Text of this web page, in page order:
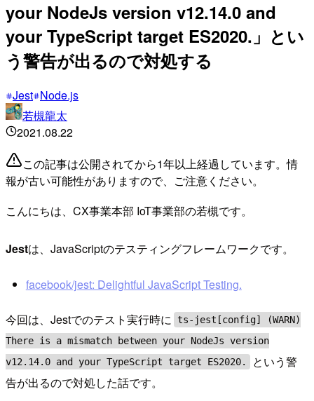
your NodeJs version v12.14.0 and
your TypeScript target ES2020.」とい
う警告が出るので対処する
Jest Node.js
若槻龍太
2021.08.22
この記事は公開されてから1年以上経過しています。情
報が古い可能性がありますので、ご注意ください。
こんにちは、CX事業本部 IoT事業部の若槻です。
Jestは、JavaScriptのテスティングフレームワークです。
facebook/jest: Delightful JavaScript Testing.
今回は、Jestでのテスト実行時に ts-jest[config] (WARN)
There is a mismatch between your NodeJs version
v12.14.0 and your TypeScript target ES2020.
という警
告が出るので対処した話です。